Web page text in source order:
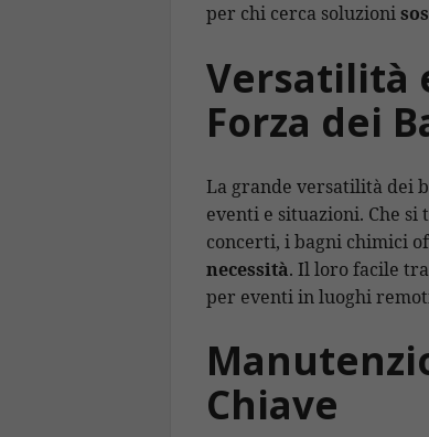
per chi cerca soluzioni
Versatilità
Forza dei
La grande versatilità dei
eventi e situazioni. Che
concerti, i bagni chimici
necessità. Il loro facile
per eventi in luoghi
Chiave